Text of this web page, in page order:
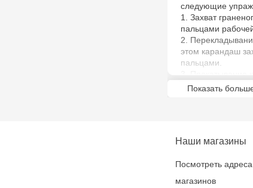
следующие
1. Захват
пальцами
2.
этом карандаш
пальцами.
Прокатывание
6. Круговые
7. Попеременное
Уверены,
Показать
Наши магазины
Посмотреть адреса
магазинов